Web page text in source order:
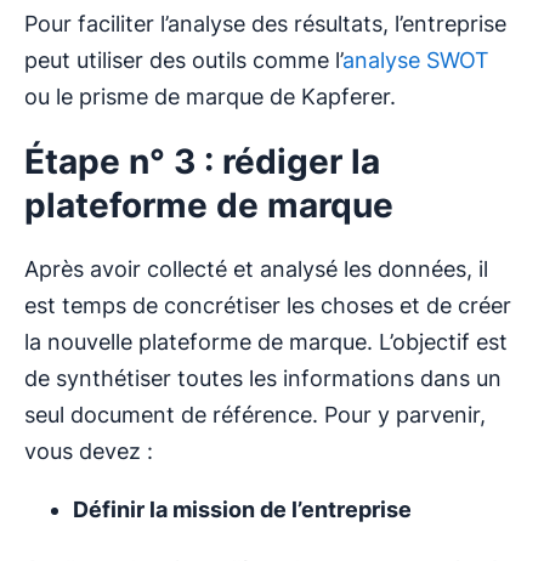
Pour faciliter l’analyse des résultats, l’entreprise
peut utiliser des outils comme l’analyse SWOT
ou le prisme de marque de Kapferer.
Étape n° 3 : rédiger la
plateforme de marque
Après avoir collecté et analysé les données, il
est temps de concrétiser les choses et de créer
la nouvelle plateforme de marque. L’objectif est
de synthétiser toutes les informations dans un
seul document de référence. Pour y parvenir,
vous devez :
Définir la mission de l’entreprise